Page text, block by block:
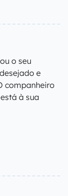
o seu
e
companheiro
à sua